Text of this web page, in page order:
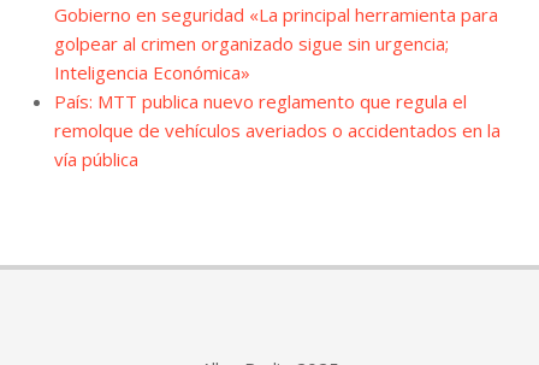
Gobierno en seguridad «La principal herramienta para
golpear al crimen organizado sigue sin urgencia;
Inteligencia Económica»
País: MTT publica nuevo reglamento que regula el
remolque de vehículos averiados o accidentados en la
vía pública